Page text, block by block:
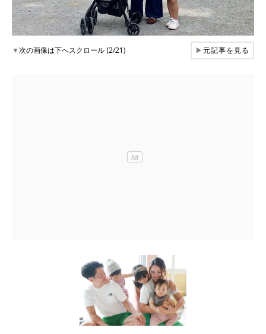
▼次の画像は下へスクロール (2/21) ▶元記事を見る